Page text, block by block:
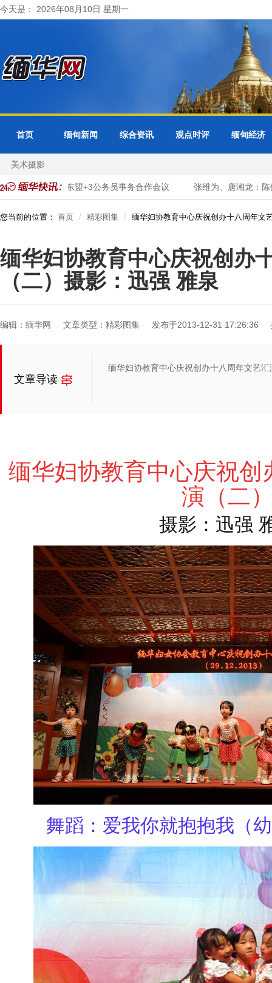
今天是： 2026年08月10日 星期一
首页 缅甸新闻 综合资讯 观点时评 缅甸经济
美术摄影
出席东盟+3公务员事务合作会议 张维为、唐湘龙：陈佩琪大陆
您当前的位置： 首页 精彩图集 缅华妇协教育中心庆祝创办十八周年文
缅华妇协教育中心庆祝创办
（二）摄影：迅强 雅泉
编辑：缅华网 文章类型：精彩图集 发布于2013-12-31 17:26:36
文章导读
缅华妇协教育中心庆祝创办十八周年文艺
缅华妇协教育中心庆祝创
演（二
摄影：迅强
舞蹈：爱我你就抱抱我（